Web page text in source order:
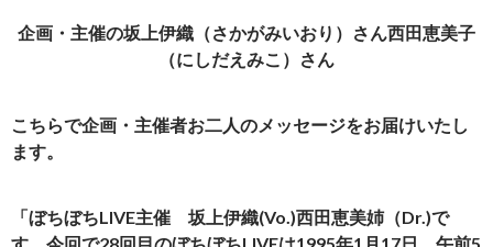
企画・主催の坂上伊織（さかがみいおり）さん西田恵美子
（にしだえみこ）さん
こちらで企画・主催者お二人のメッセージをお届けいたし
ます。
「ぼちぼちLIVE主催 坂上伊織(Vo.)西田恵美姉（Dr.)で